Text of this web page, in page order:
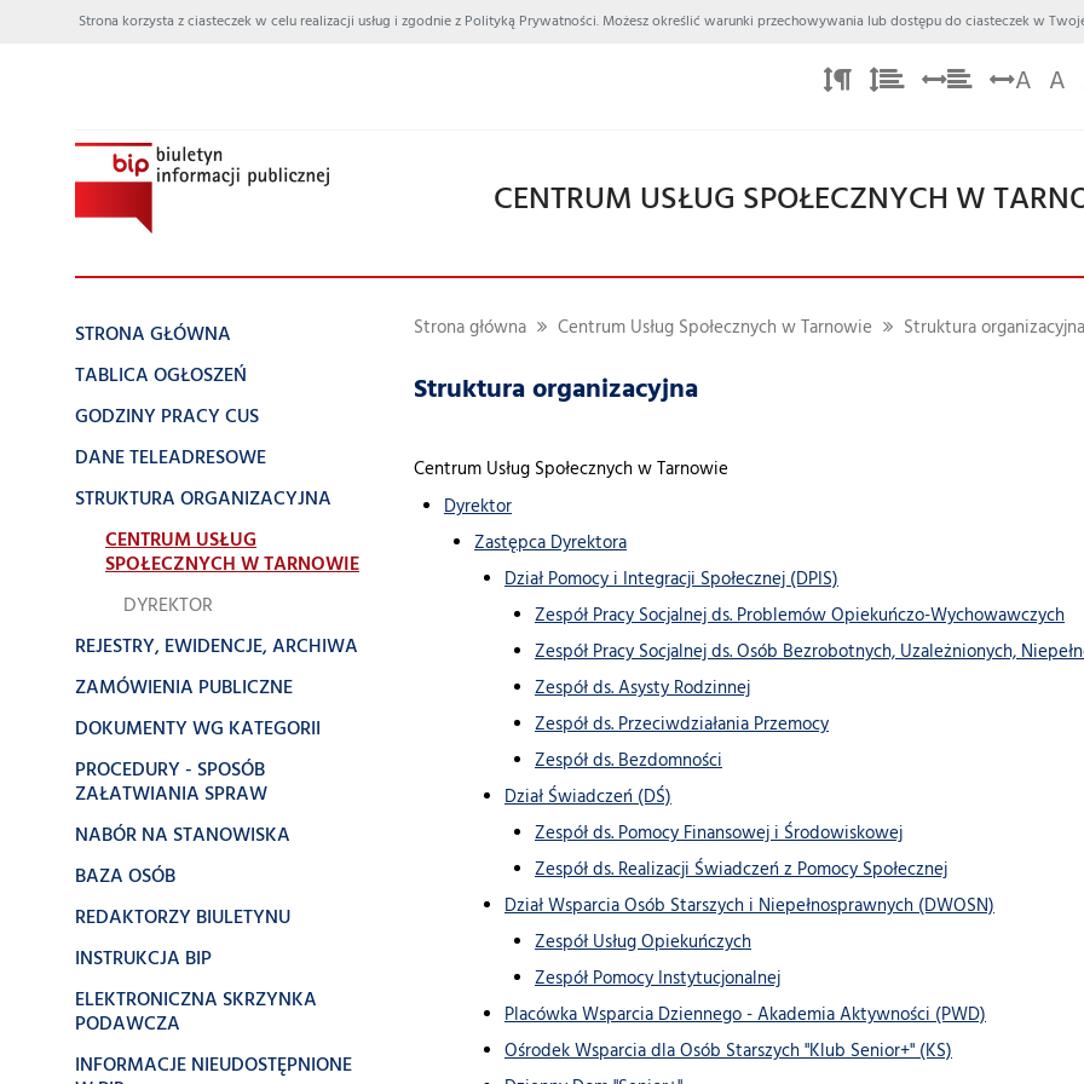
Strona korzysta z ciasteczek w celu realizacji usług i zgodnie z Polityką Prywatności. Możesz określić warunki przechowywania lub dostępu do ciasteczek w
A A
CENTRUM USŁUG SPOŁECZNYCH W
STRONA GŁÓWNA
TABLICA OGŁOSZEŃ
GODZINY PRACY CUS
DANE TELEADRESOWE
STRUKTURA ORGANIZACYJNA
CENTRUM USŁUG
SPOŁECZNYCH W TARNOWIE
DYREKTOR
REJESTRY, EWIDENCJE, ARCHIWA
ZAMÓWIENIA PUBLICZNE
DOKUMENTY WG KATEGORII
PROCEDURY - SPOSÓB
ZAŁATWIANIA SPRAW
NABÓR NA STANOWISKA
BAZA OSÓB
REDAKTORZY BIULETYNU
INSTRUKCJA BIP
ELEKTRONICZNA SKRZYNKA
PODAWCZA
INFORMACJE NIEUDOSTĘPNIONE
Strona główna Centrum Usług Społecznych w Tarnowie Struktura organizacyjna
Struktura organizacyjna
Centrum Usług Społecznych w Tarnowie
Dyrektor
Zastępca Dyrektora
Dział Pomocy i Integracji Społecznej (DPIS)
Zespół Pracy Socjalnej ds. Problemów Opiekuńczo-Wychowawczych
Zespół Pracy Socjalnej ds. Osób Bezrobotnych, Uzależnionych,
Zespół ds. Asysty Rodzinnej
Zespół ds. Przeciwdziałania Przemocy
Zespół ds. Bezdomności
Dział Świadczeń (DŚ)
Zespół ds. Pomocy Finansowej i Środowiskowej
Zespół ds. Realizacji Świadczeń z Pomocy Społecznej
Dział Wsparcia Osób Starszych i Niepełnosprawnych (DWOSN)
Zespół Usług Opiekuńczych
Zespół Pomocy Instytucjonalnej
Placówka Wsparcia Dziennego - Akademia Aktywności (PWD)
Ośrodek Wsparcia dla Osób Starszych "Klub Senior+" (KS)